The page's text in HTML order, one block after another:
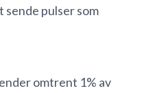
sende pulser som
omtrent 1% av